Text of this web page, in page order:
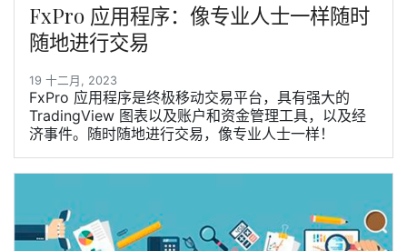
FxPro 应用程序：像专业人士一样随时
随地进行交易
19 十二月, 2023
FxPro 应用程序是终极移动交易平台，具有强大的
TradingView 图表以及账户和资金管理工具，以及经
济事件。随时随地进行交易，像专业人士一样！